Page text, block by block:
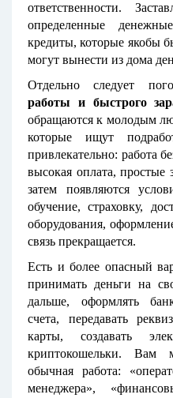
ответственности.
определенные
кредиты, которые якобы
могут вынести из дома
Отдельно следует
работы и быстрого
обращаются к молодым
которые ищут
привлекательно: работа
высокая оплата,
затем появляются
обучение, страховку,
оборудования,
связь прекращается.
Есть и более опасный
принимать деньги на
дальше, оформлять
счета, передавать
карты, создавать
криптокошельки. Вам
обычная работа:
менеджера»,